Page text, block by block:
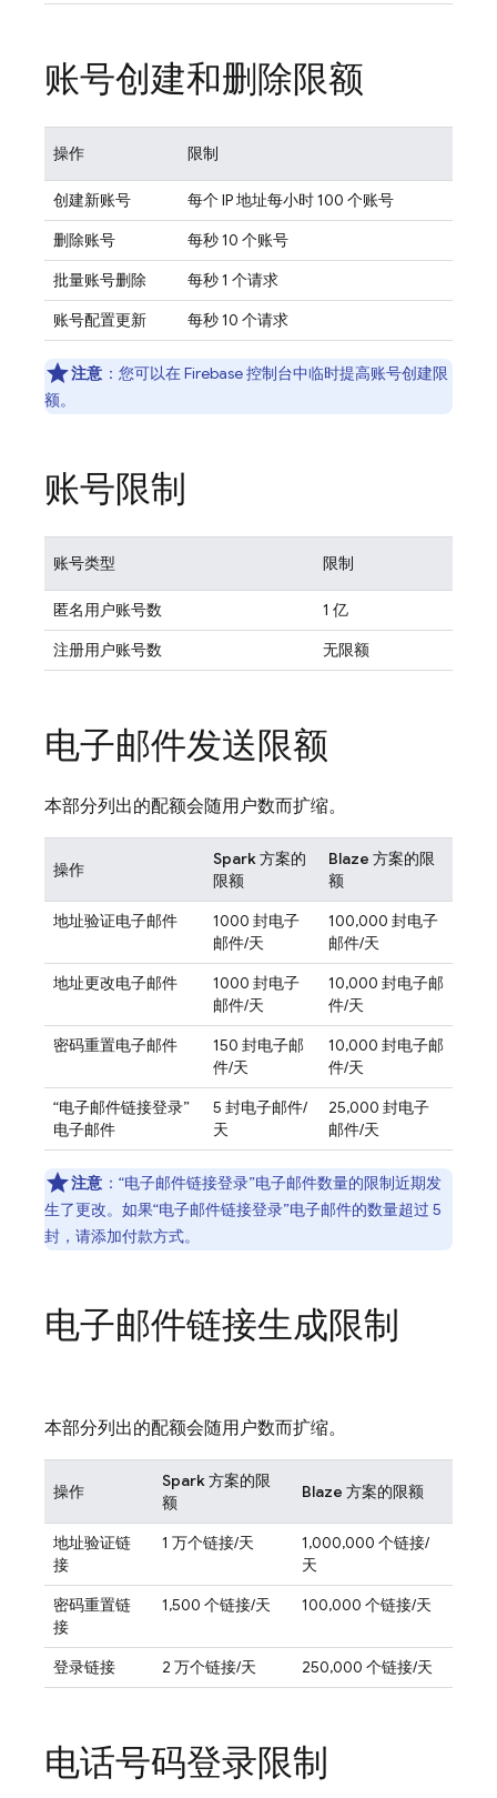
账号创建和删除限额
操作 限制
创建新账号
每个 IP 地址每小时 100 个账号
删除账号
每秒 10 个账号
批量账号删除
每秒 1 个请求
账号配置更新
每秒 10 个请求
注意 ：您可以在Firebase控制台中临时提高账号创建限
额。
账号限制
账号类型 限制
匿名用户账号数
1 亿
注册用户账号数
无限额
电子邮件发送限额
本部分列出的配额会随用户数而扩缩。
操作
Spark 方案的
限额
Blaze 方案的限
额
地址验证电子邮件
1000 封电子
邮件/天
100,000 封电子
邮件/天
地址更改电子邮件
1000 封电子
邮件/天
10,000 封电子邮
件/天
密码重置电子邮件
150 封电子邮
件/天
10,000 封电子邮
件/天
“电子邮件链接登录”
电子邮件
5 封电子邮件/
天
25,000 封电子
邮件/天
注意 ：“电子邮件链接登录”电子邮件数量的限制近期发
生了更改。如果“电子邮件链接登录”电子邮件的数量超过 5
封，请添加付款方式。
电子邮件链接生成限制
本部分列出的配额会随用户数而扩缩。
操作
Spark 方案的限
额
Blaze 方案的限额
地址验证链
接
1 万个链接/天
1,000,000 个链接/
天
密码重置链
接
1,500 个链接/天 100,000 个链接/天
登录链接 2 万个链接/天 250,000 个链接/天
电话号码登录限制